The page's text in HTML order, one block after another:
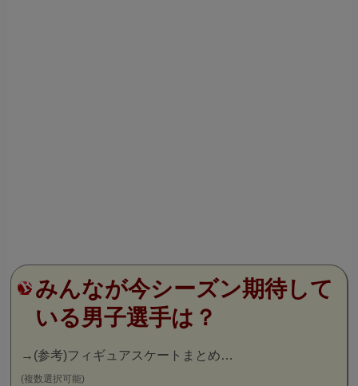
みんなが今シーズン期待して
いる男子選手は？
→ (参考)フィギュアスケートまとめ…
(複数選択可能)